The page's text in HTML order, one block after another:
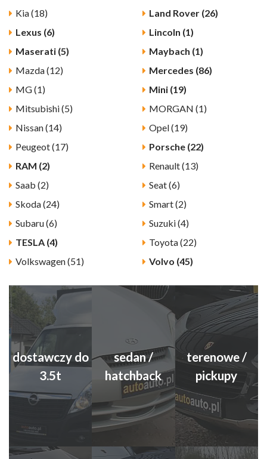
Kia (18)
Land Rover (26)
Lexus (6)
Lincoln (1)
Maserati (5)
Maybach (1)
Mazda (12)
Mercedes (86)
MG (1)
Mini (19)
Mitsubishi (5)
MORGAN (1)
Nissan (14)
Opel (19)
Peugeot (17)
Porsche (22)
RAM (2)
Renault (13)
Saab (2)
Seat (6)
Skoda (24)
Smart (2)
Subaru (6)
Suzuki (4)
TESLA (4)
Toyota (22)
Volkswagen (51)
Volvo (45)
dostawczy do
3.5t
sedan /
hatchback
terenowe /
pickupy